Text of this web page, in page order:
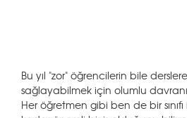
Bu yıl "zor" öğrencilerin bile
sağlayabilmek için olumlu
Her öğretmen gibi ben de bir